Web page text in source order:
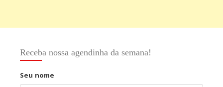
Receba nossa agendinha da semana!
Seu nome